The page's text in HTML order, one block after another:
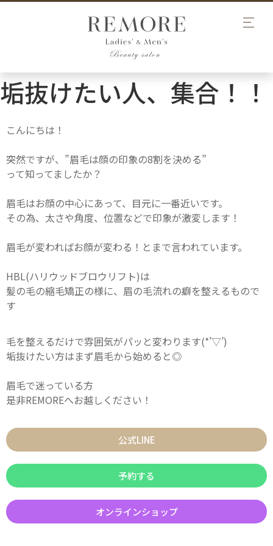
垢抜けたい人、集合！！
こんにちは！
突然ですが、”眉毛は顔の印象の8割を決める”
って知ってましたか？
眉毛はお顔の中心にあって、目元に一番近いです。
その為、太さや角度、位置などで印象が激変します！
眉毛が変わればお顔が変わる！とまで言われています。
HBL(ハリウッドブロウリフト)は
髪の毛の縮毛矯正の様に、眉の毛流れの癖を整えるもので
す
毛を整えるだけで雰囲気がパッと変わります(*’▽’)
垢抜けたい方はまず眉毛から始めると◎
眉毛で迷っている方
是非REMOREへお越しください！
公式LINE
予約する
オンラインショップ